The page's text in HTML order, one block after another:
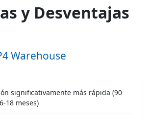
y Desventajas
Warehouse
significativamente más rápida (90
18 meses)